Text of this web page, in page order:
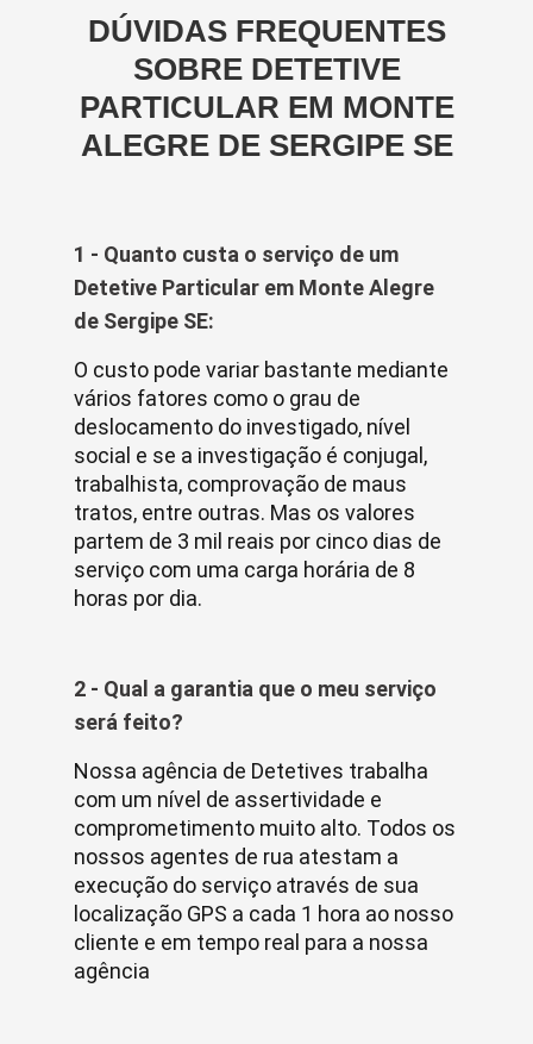
DÚVIDAS FREQUENTES
SOBRE DETETIVE
PARTICULAR EM MONTE
ALEGRE DE SERGIPE SE
1 - Quanto custa o serviço de um
Detetive Particular em Monte Alegre
de Sergipe SE:
O custo pode variar bastante mediante
vários fatores como o grau de
deslocamento do investigado, nível
social e se a investigação é conjugal,
trabalhista, comprovação de maus
tratos, entre outras. Mas os valores
partem de 3 mil reais por cinco dias de
serviço com uma carga horária de 8
horas por dia.
2 - Qual a garantia que o meu serviço
será feito?
Nossa agência de Detetives trabalha
com um nível de assertividade e
comprometimento muito alto. Todos os
nossos agentes de rua atestam a
execução do serviço através de sua
localização GPS a cada 1 hora ao nosso
cliente e em tempo real para a nossa
agência